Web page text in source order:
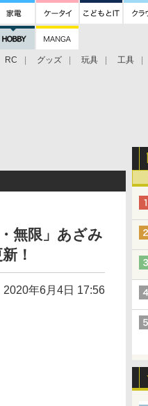
RC グッズ 玩具 工具
無限」あざみ
！
2020年6月4日 17:56